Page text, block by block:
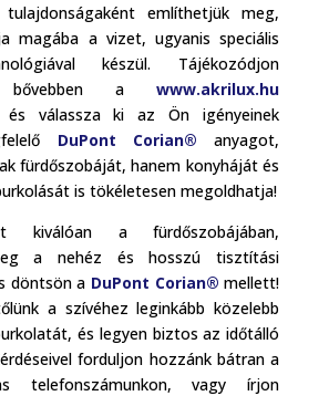
említhetjük meg,
magába a vizet, ugyanis speciális
készül. Tájékozódjon
bővebben awww.akrilux.hu
és válassza ki az Ön igényeinek
DuPont Corian® anyagot,
fürdőszobáját, hanem konyháját és
is tökéletesen megoldhatja!
kiválóan a fürdőszobájában,
a nehéz és hosszú tisztítási
döntsön a DuPont Corian® mellett!
a szívéhez leginkább közelebb
és legyen biztos az időtálló
forduljon hozzánk bátran a
as telefonszámunkon, vagy írjon